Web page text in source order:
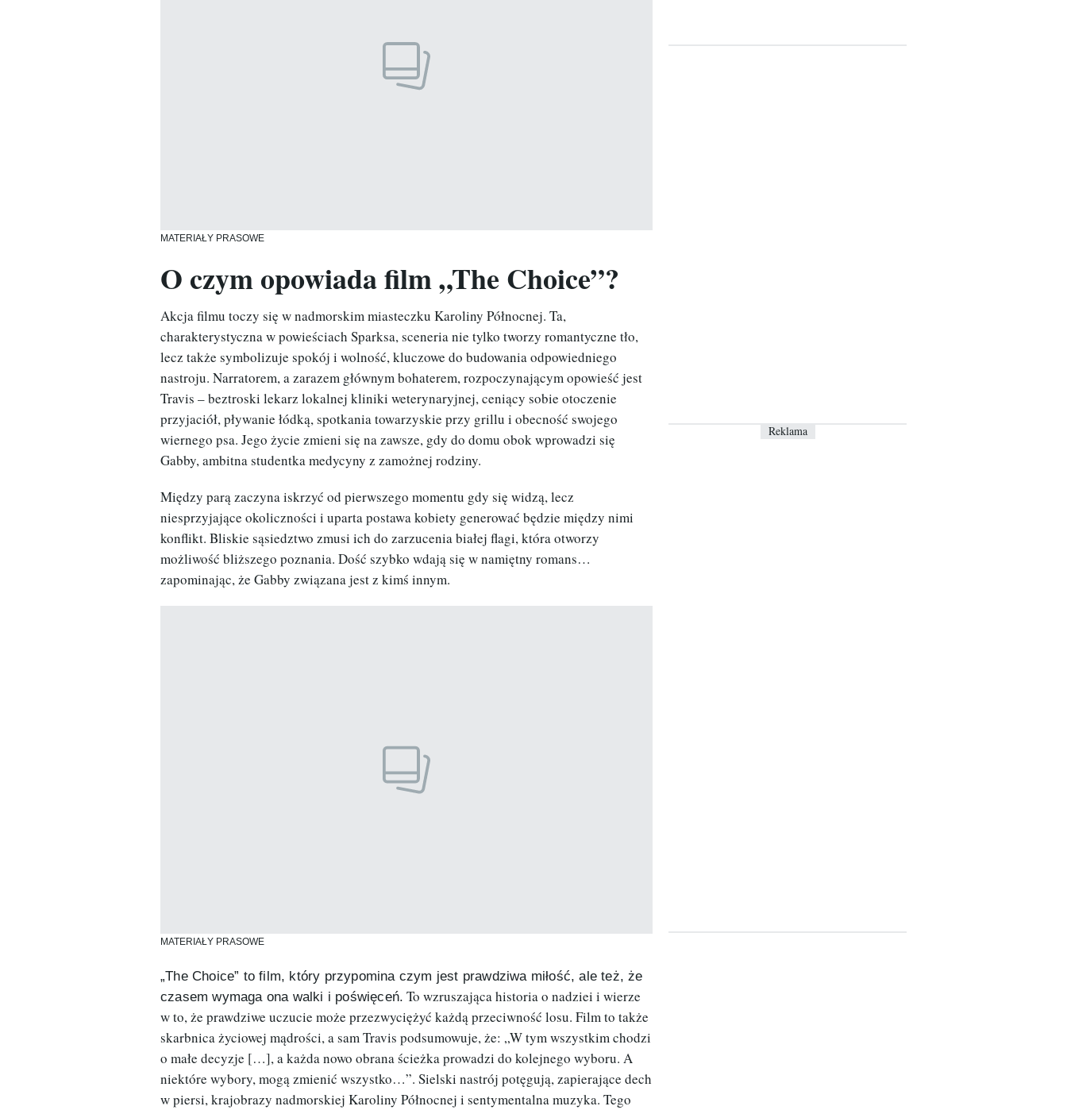
MATERIAŁY PRASOWE
O czym opowiada film „The Choice”?
Akcja filmu toczy się w nadmorskim miasteczku Karoliny Północnej. Ta,
charakterystyczna w powieściach Sparksa, sceneria nie tylko tworzy romantyczne tło,
lecz także symbolizuje spokój i wolność, kluczowe do budowania odpowiedniego
nastroju. Narratorem, a zarazem głównym bohaterem, rozpoczynającym opowieść jest
Travis – beztroski lekarz lokalnej kliniki weterynaryjnej, ceniący sobie otoczenie
przyjaciół, pływanie łódką, spotkania towarzyskie przy grillu i obecność swojego
wiernego psa. Jego życie zmieni się na zawsze, gdy do domu obok wprowadzi się
Gabby, ambitna studentka medycyny z zamożnej rodziny.
Między parą zaczyna iskrzyć od pierwszego momentu gdy się widzą, lecz
niesprzyjające okoliczności i uparta postawa kobiety generować będzie między nimi
konflikt. Bliskie sąsiedztwo zmusi ich do zarzucenia białej flagi, która otworzy
możliwość bliższego poznania. Dość szybko wdają się w namiętny romans…
zapominając, że Gabby związana jest z kimś innym.
MATERIAŁY PRASOWE
„The Choice” to film, który przypomina czym jest prawdziwa miłość, ale też, że
czasem wymaga ona walki i poświęceń. To wzruszająca historia o nadziei i wierze
w to, że prawdziwe uczucie może przezwyciężyć każdą przeciwność losu. Film to także
skarbnica życiowej mądrości, a sam Travis podsumowuje, że: „W tym wszystkim chodzi
o małe decyzje […], a każda nowo obrana ścieżka prowadzi do kolejnego wyboru. A
niektóre wybory, mogą zmienić wszystko…”. Sielski nastrój potęgują, zapierające dech
w piersi, krajobrazy nadmorskiej Karoliny Północnej i sentymentalna muzyka. Tego
Reklama